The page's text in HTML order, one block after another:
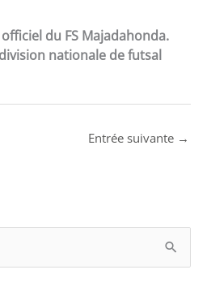
du FS Majadahonda.
nationale de futsal
Entrée suivante →